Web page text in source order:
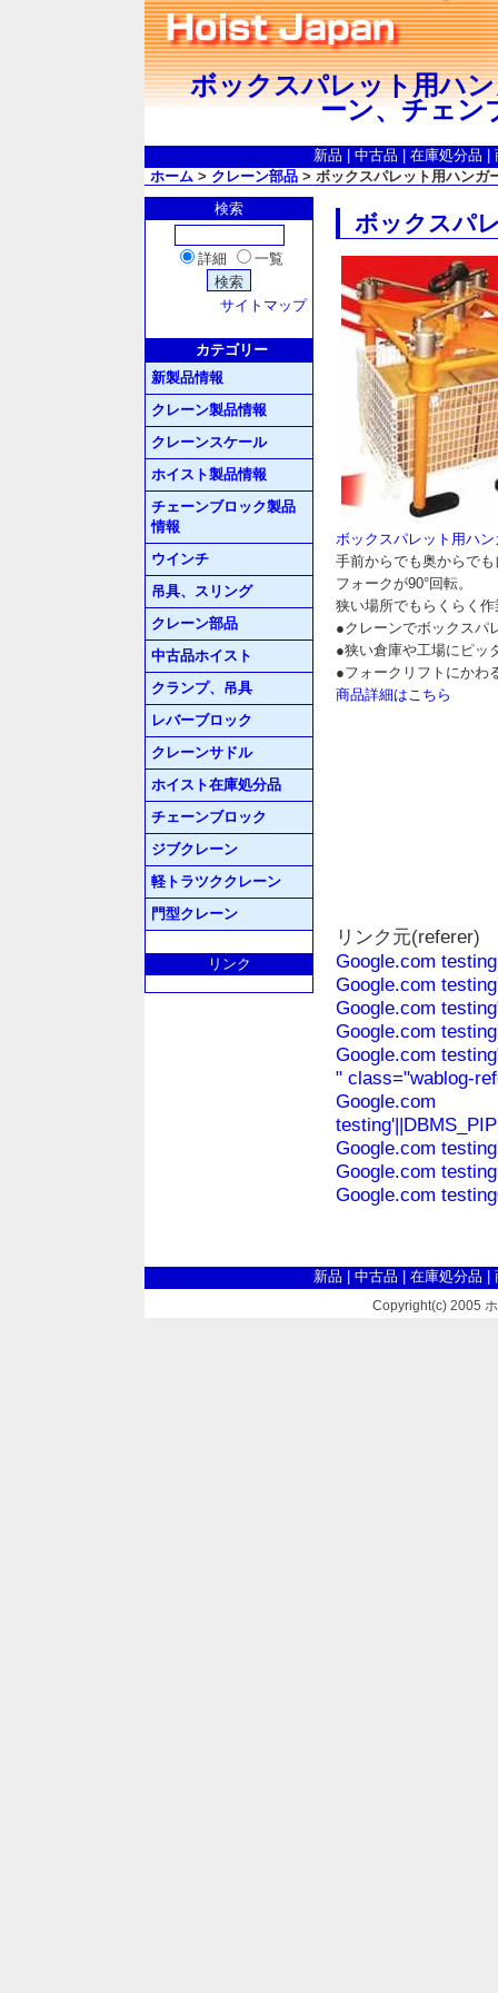
ボックスパレット用ハ
ーン、チェン
新品 中古品 在庫処分品
ホーム > クレーン部品 > ボックスパレット用ハンガ
検索
詳細 一覧
サイトマップ
カテゴリー
新製品情報
クレーン製品情報
クレーンスケール
ホイスト製品情報
チェーンブロック製品
情報
ウインチ
吊具、スリング
クレーン部品
中古品ホイスト
クランプ、吊具
レバーブロック
クレーンサドル
ホイスト在庫処分品
チェーンブロック
ジブクレーン
軽トラツククレーン
門型クレーン
リンク
ボックスパ
ボックスパレット用ハ
手前からでも奥からで
フォークが90°回転。
狭い場所でもらくらく作
●クレーンでボックスパ
●狭い倉庫や工場にピッ
●フォークリフトにかわ
商品詳細はこちら
リンク元(referer)
Google.com testing
Google.com
Google.com
Google.com
Google.com
" class="wablog-
Google.com
Google.com
Google.com
Google.com
新品 中古品 在庫処分品
Copyright(c) 2005